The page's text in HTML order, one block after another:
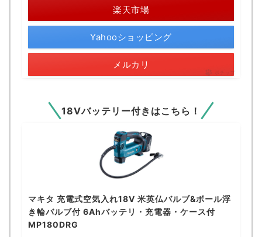
楽天市場
Yahooショッピング
メルカリ
ポチップ
18Vバッテリー付きはこちら！
マキタ 充電式空気入れ18V 米英仏バルブ&ボール浮
き輪バルブ付 6Ahバッテリ・充電器・ケース付
MP180DRG